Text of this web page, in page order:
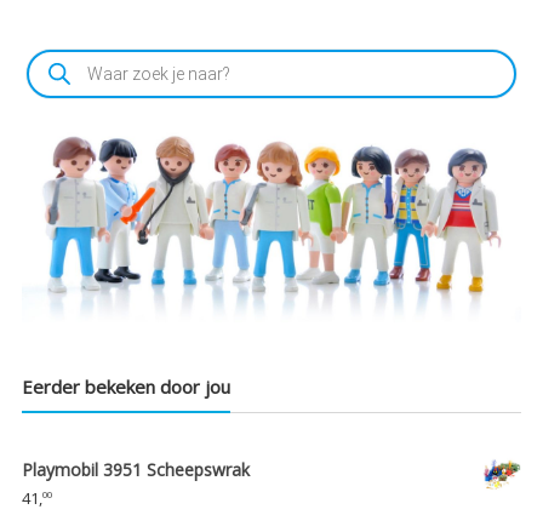
Producten
zoeken
Eerder bekeken door jou
Playmobil 3951 Scheepswrak
41, 00